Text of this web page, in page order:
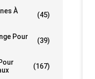
À
(45)
Pour
(39)
(167)